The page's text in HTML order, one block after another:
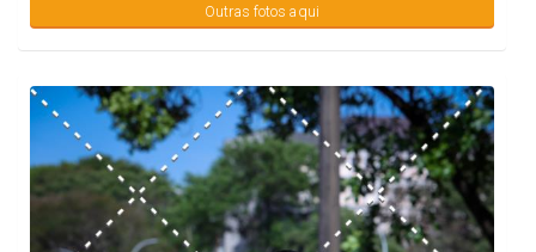
Outras fotos aqui